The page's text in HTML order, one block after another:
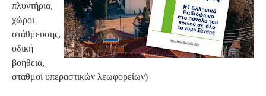
πλυντήρια,
χώροι
στάθμευσης,
οδική
βοήθεια,
σταθμοί υπεραστικών λεωφορείων)